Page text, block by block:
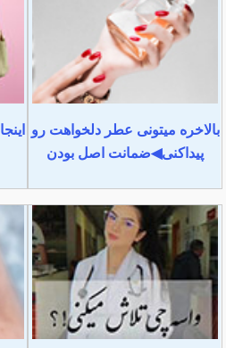
بالاخره میتونی عطر دلخواهت رو
پیداکنی◀ضمانت اصل بودن